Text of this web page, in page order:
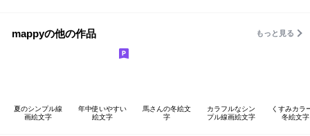
mappyの他の作品 もっと見る
夏のシンプル線
画絵文字
年中使いやすい
絵文字
馬さんの冬絵文
字
カラフルなシン
プル線画絵文字
くすみカラ
冬絵文字